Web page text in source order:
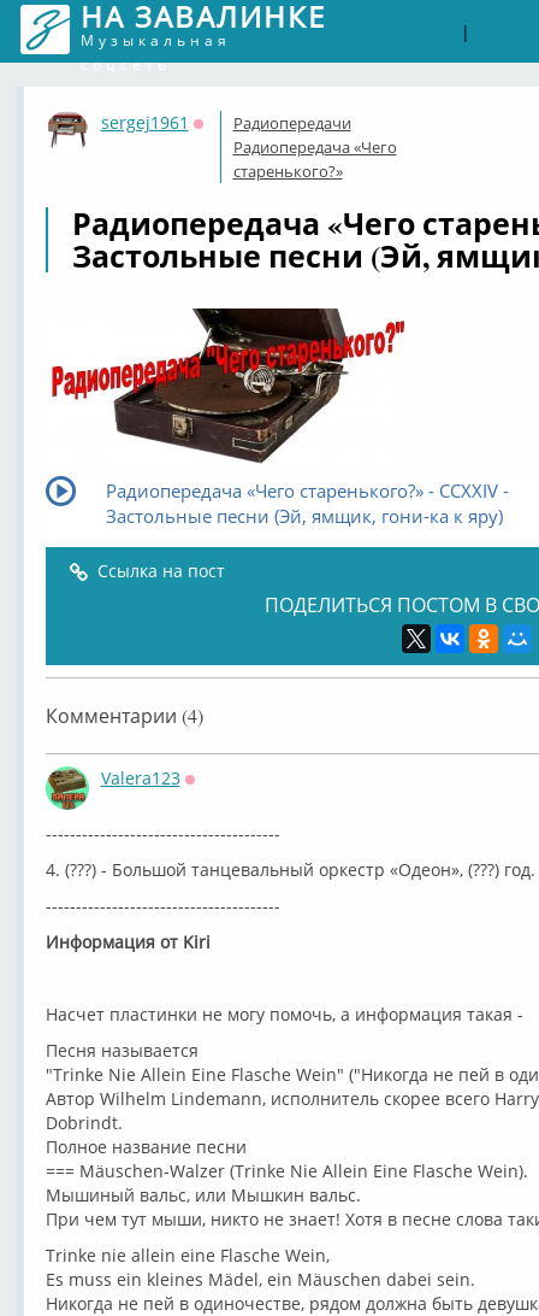
НА ЗАВАЛИНКЕ
Музыкальная
соцсеть
|
sergej1961
Оффлайн
Радиопередачи
Радиопередача «Чего
старенького?»
Радиопередача «Чего
Застольные песни (Эй,
Радиопередача «Чего старенького?» - CCXXIV -
Застольные песни (Эй, ямщик, гони-ка к яру)
Ссылка на пост
ПОДЕЛИТЬСЯ ПОСТОМ В
Комментарии (4)
Valera123
---------------------------------------
4. (???) - Большой танцевальный оркестр «Одеон», (???) год.
---------------------------------------
Информация от Kiri
Насчет пластинки не могу помочь, а информация такая -
Песня называется
"Trinke Nie Allein Eine Flasche Wein" ("Никогда не пей в
Автор Wilhelm Lindemann, исполнитель скорее всего
Dobrindt.
Полное название песни
=== Mäuschen-Walzer (Trinke Nie Allein Eine Flasche Wein).
Мышиный вальс, или Мышкин вальс.
При чем тут мыши, никто не знает! Хотя в песне слова
Trinke nie allein eine Flasche Wein,
Es muss ein kleines Mädel, ein Mäuschen dabei sein.
Никогда не пей в одиночестве, рядом должна быть